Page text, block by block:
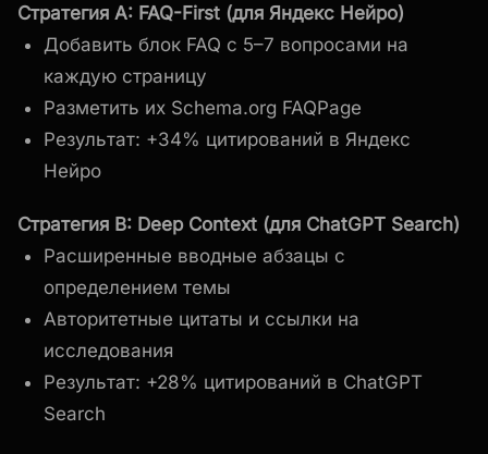
Стратегия A: FAQ-First (для Яндекс Нейро)
Добавить блок FAQ с 5–7 вопросами на
каждую страницу
Разметить их Schema.org FAQPage
Результат: +34% цитирований в Яндекс
Нейро
Стратегия B: Deep Context (для ChatGPT Search)
Расширенные вводные абзацы с
определением темы
Авторитетные цитаты и ссылки на
исследования
Результат: +28% цитирований в ChatGPT
Search